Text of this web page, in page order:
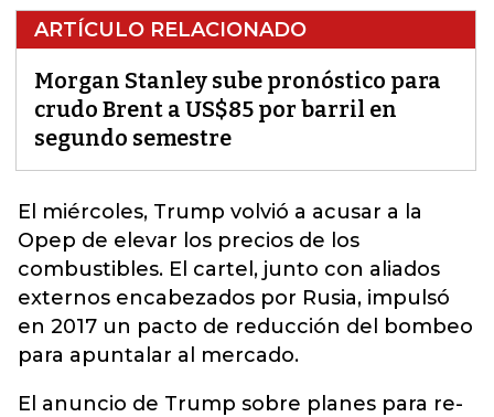
ARTÍCULO RELACIONADO
Morgan Stanley sube pronóstico para
crudo Brent a US$85 por barril en
segundo semestre
El miércoles, Trump volvió a acusar a la
Opep de elevar los precios de los
combustibles. El cartel, junto con aliados
externos encabezados por Rusia, impulsó
en 2017 un pacto de reducción del bombeo
para apuntalar al mercado.
El anuncio de Trump sobre planes para re-